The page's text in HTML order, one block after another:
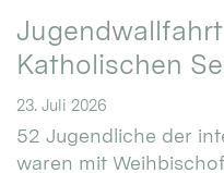
Katholischen
23. Juli 2026
52 Jugendliche der
waren mit